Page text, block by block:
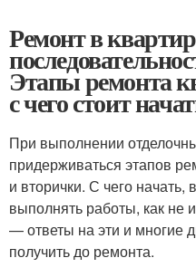
Ремонт в
Этапы ремонта
с чего стоит
При выполнении
придерживаться этапов
и вторички. С чего начать,
выполнять работы, как не
— ответы на эти и многие
получить до ремонта.